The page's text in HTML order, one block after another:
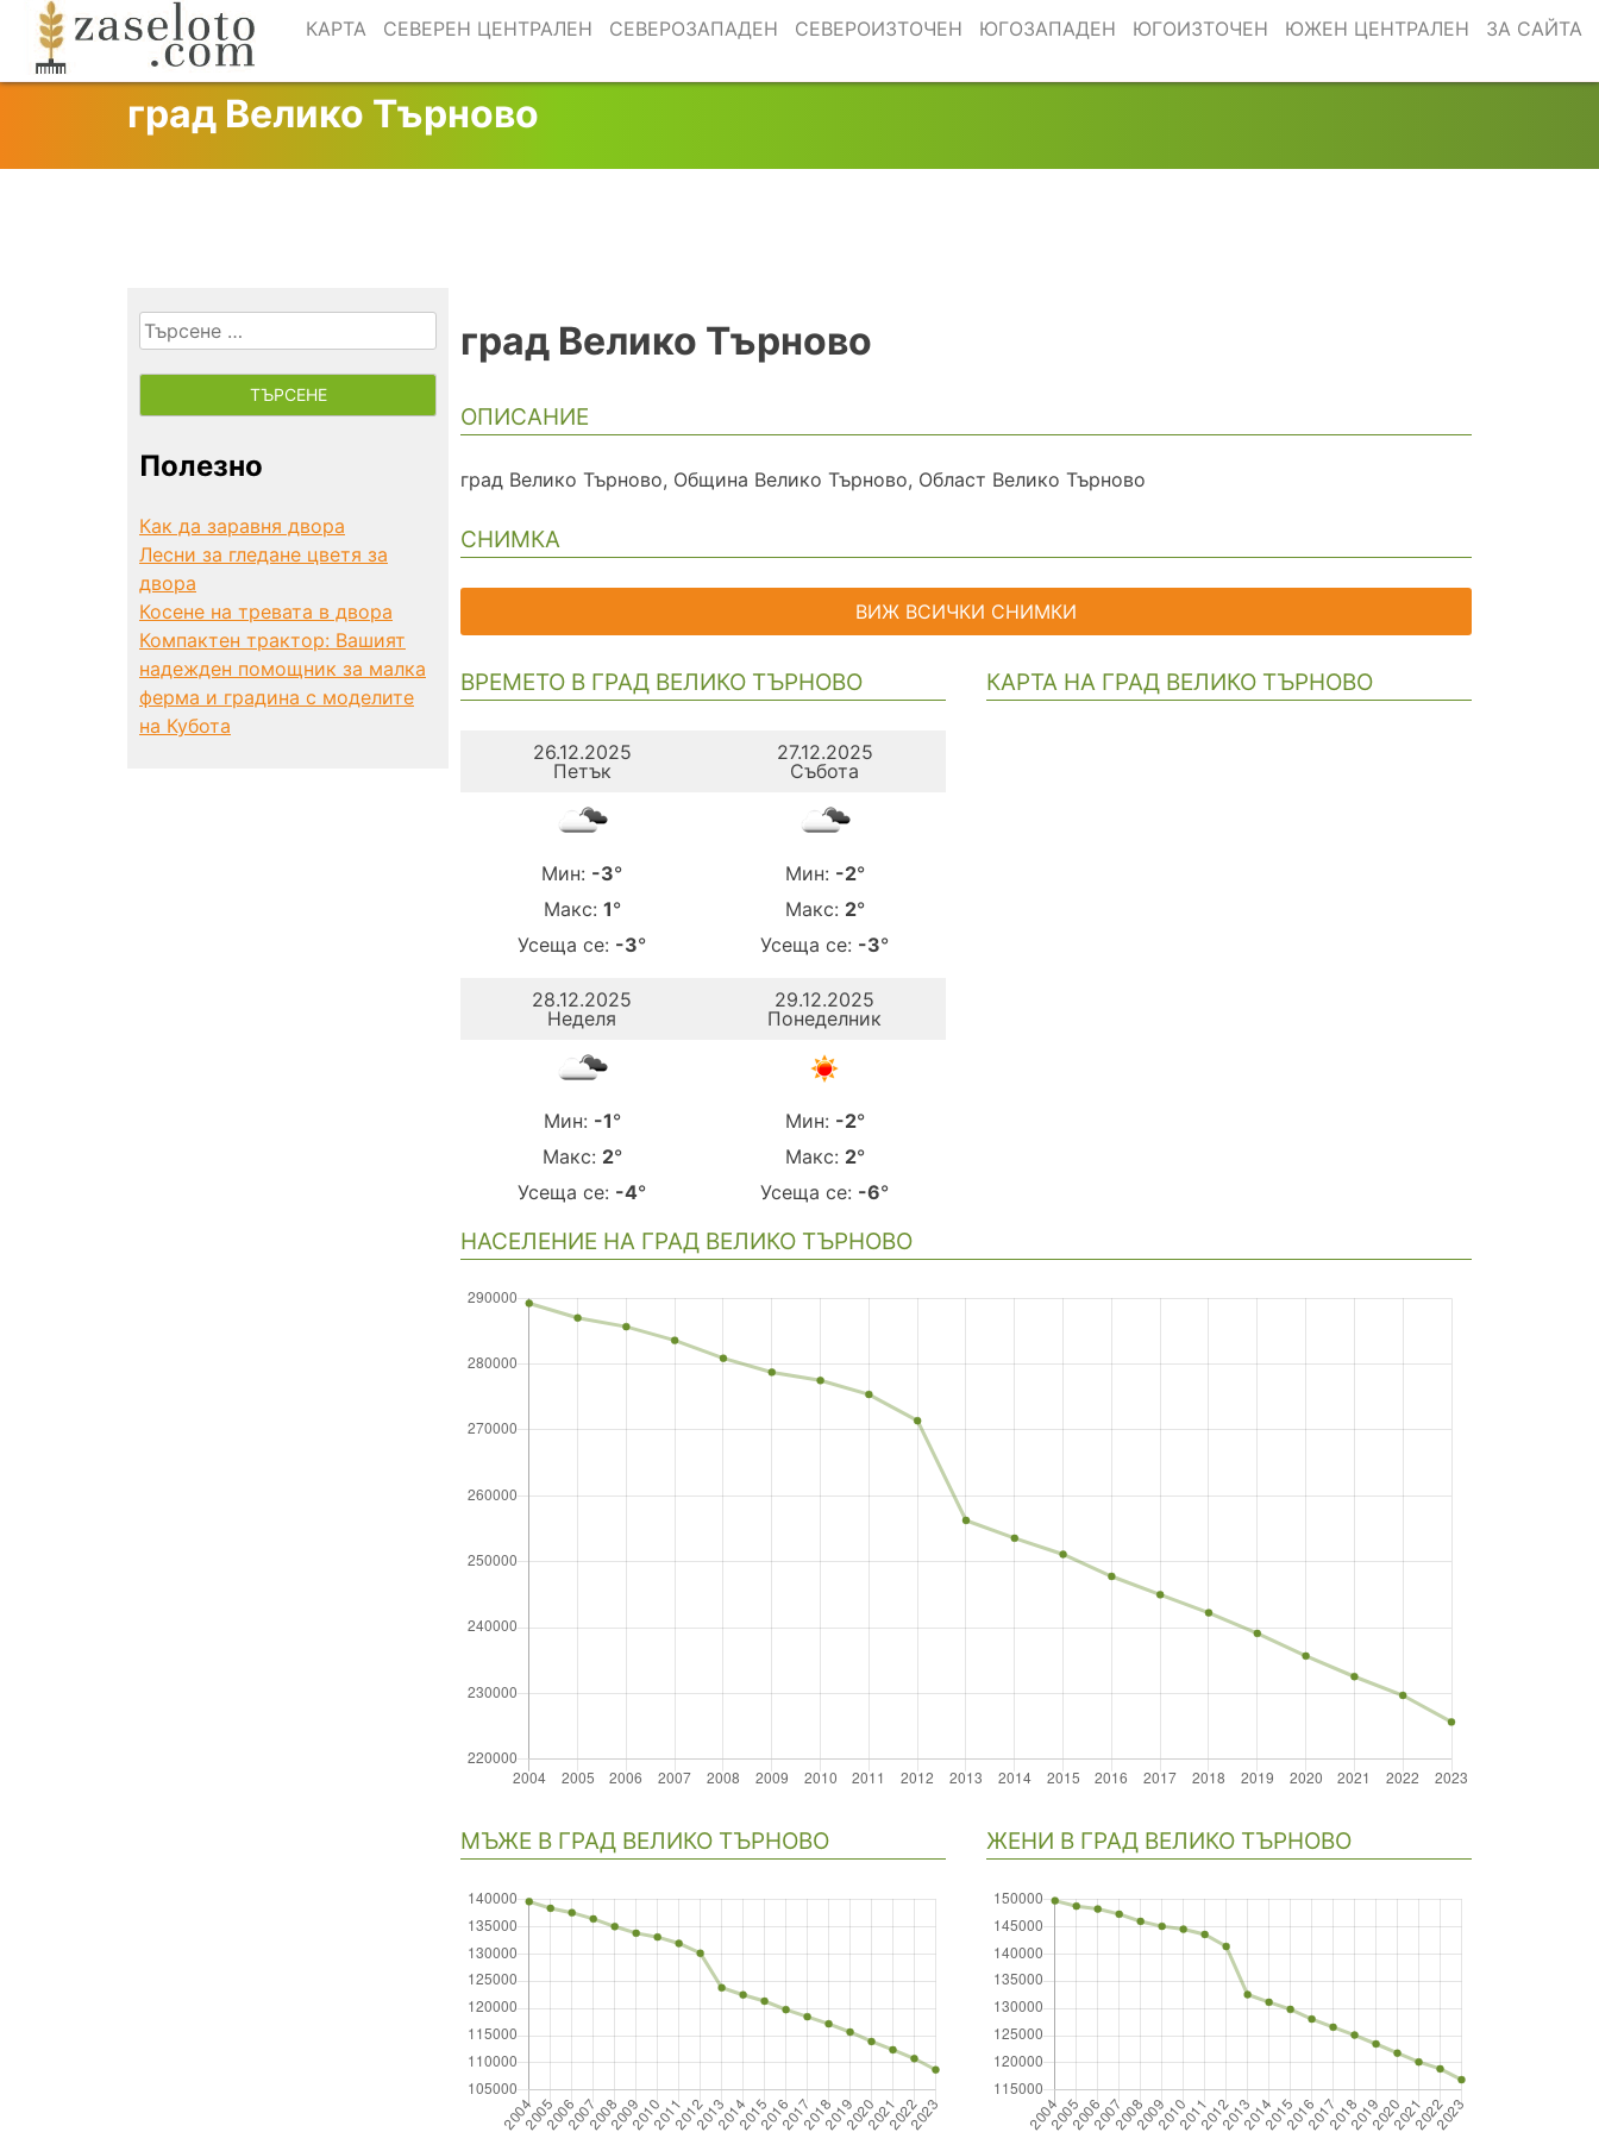
content
КАРТА СЕВЕРЕН ЦЕНТРАЛЕН СЕВЕРОЗАПАДЕН СЕВЕРОИЗТОЧЕН ЮГОЗАПАДЕН ЮГОИЗТОЧЕН ЮЖЕН ЦЕНТРАЛЕН ЗА САЙТА
град Велико Търново
град Велико Търново
ОПИСАНИЕ
град Велико Търново, Община Велико Търново, Област Велико Търново
СНИМКА
ВИЖ ВСИЧКИ СНИМКИ
ВРЕМЕТО В ГРАД ВЕЛИКО ТЪРНОВО
26.12.2025
Петък
Мин: -3°
Макс: 1°
Усеща се: -3°
27.12.2025
Събота
Мин: -2°
Макс: 2°
Усеща се: -3°
28.12.2025
Неделя
Мин: -1°
Макс: 2°
Усеща се: -4°
29.12.2025
Понеделник
Мин: -2°
Макс: 2°
Усеща се: -6°
КАРТА НА ГРАД ВЕЛИКО ТЪРНОВО
НАСЕЛЕНИЕ НА ГРАД ВЕЛИКО ТЪРНОВО
МЪЖЕ В ГРАД ВЕЛИКО ТЪРНОВО ЖЕНИ В ГРАД ВЕЛИКО ТЪРНОВО
Търсене
за:
Полезно
Как да заравня двора
Лесни за гледане цветя за
двора
Косене на тревата в двора
Компактен трактор: Вашият
надежден помощник за малка
ферма и градина с моделите
на Кубота